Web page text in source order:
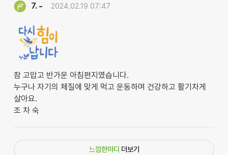
7. - 2024.02.19 07:47
참 고맙고 반가운 아침편지였습니다.
누구나 자기의 체질에 맞게 먹고 운동하며 건강하고 활기차게
살아요.
조 차 숙
느낌한마디 더보기